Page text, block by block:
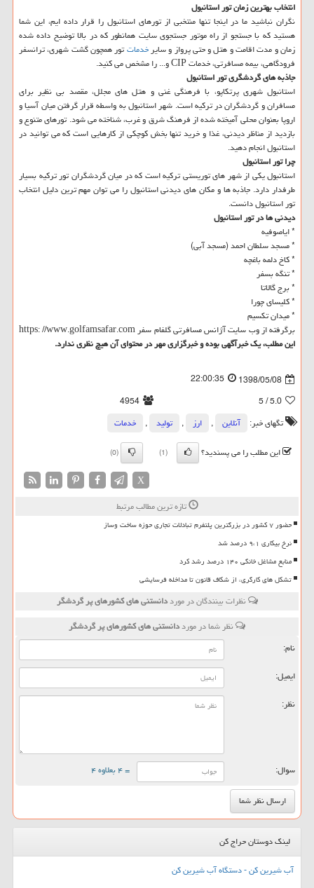
انتخاب بهترین زمان تور استانبول
نگران نباشید ما در اینجا تنها منتخبی از تورهای استانبول را قرار داده ایم، این شما
هستید كه با جستجو از راه موتور جستجوی سایت همانطور كه در بالا توضیح داده شده
زمان و مدت اقامت و هتل و حتی پرواز و سایرخدماتتور همچون گشت شهری، ترانسفر
فرودگاهی، بیمه مسافرتی، خدمات CIP و... را مشخص می كنید.
جاذبه های گردشگری تور استانبول
استانبول شهری پرتكاپو، با فرهنگی غنی و هتل های مجلل، مقصد بی نظیر برای
مسافران و گردشگران در تركیه است. شهر استانبول به واسطه قرار گرفتن میان آسیا و
اروپا بعنوان محلی آمیخته شده از فرهنگ شرق و غرب، شناخته می شود. تورهای متنوع و
بازدید از مناظر دیدنی، غذا و خرید تنها بخش كوچكی از كارهایی است كه می توانید در
استانبول انجام دهید.
چرا تور استانبول
استانبول یكی از شهر های توریستی تركیه است كه در میان گردشگران تور تركیه بسیار
طرفدار دارد. جاذبه ها و مكان های دیدنی استانبول را می توان مهم ترین دلیل انتخاب
تور استانبول دانست.
دیدنی ها در تور استانبول
* ایاصوفیه
* مسجد سلطان احمد (مسجد آبی)
* كاخ دلمه باغچه
* تنگه بسفر
* برج گالاتا
* كلیسای چورا
* میدان تكسیم
برگرفته از وب سایت آژانس مسافرتی گلفام سفر https: //www.golfamsafar.com
این مطلب، یك خبرآگهی بوده و خبرگزاری مهر در محتوای آن هیچ نظری ندارد.
1398/05/08
22:00:35
5.0
/ 5
4954
تگهای خبر:
آنلاین , ارز , تولید ,
خدمات
این مطلب را می پسندید؟
(1)
(0)
X
تازه ترین مطالب مرتبط
حضور ۷ کشور در بزرگترین پلتفرم تبادلات تجاری حوزه ساخت وساز
نرخ بیکاری ۹،۱ درصد شد
منابع مشاغل خانگی ۱۴۰ درصد رشد کرد
تشکل های کارگری، از شکاف قانون تا مداخله فرسایشی
نظرات بینندگان در مورددانستنی های كشورهای پر گردشگر
نظر شما در مورددانستنی های كشورهای پر گردشگر
نام:
ایمیل:
نظر:
سوال: = ۴ بعلاوه ۴
لینک دوستان حراج کن
آب شیرین کن - دستگاه آب شیرین کن